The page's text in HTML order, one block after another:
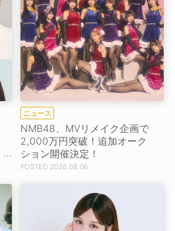
ニュース
NMB48、MVリメイク企画で
2,000万円突破！追加オーク
ション開催決定！
2026.08.06